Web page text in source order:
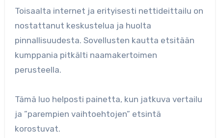
Toisaalta internet ja erityisesti nettideittailu on
nostattanut keskustelua ja huolta
pinnallisuudesta. Sovellusten kautta etsitään
kumppania pitkälti naamakertoimen
perusteella.
Tämä luo helposti painetta, kun jatkuva vertailu
ja ”parempien vaihtoehtojen” etsintä
korostuvat.